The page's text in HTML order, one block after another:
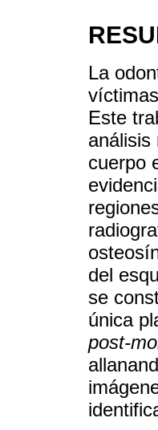
La
Este
análisis
cuerpo
del
se
única
post-